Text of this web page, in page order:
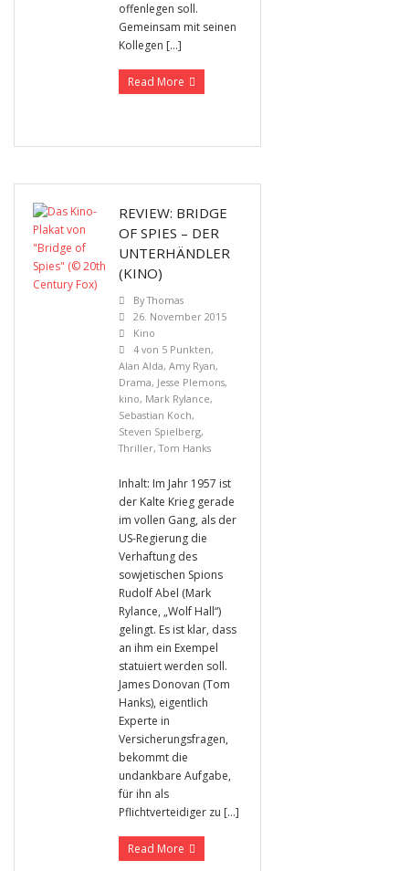
offenlegen soll.
Gemeinsam mit seinen
Kollegen […]
Read More
REVIEW: BRIDGE
OF SPIES – DER
UNTERHÄNDLER
(KINO)
ByThomas
26. November 2015
Kino
4 von 5 Punkten,
Alan Alda, Amy Ryan,
Drama, Jesse Plemons,
kino, Mark Rylance,
Sebastian Koch,
Steven Spielberg,
Thriller,Tom Hanks
Inhalt: Im Jahr 1957 ist
der Kalte Krieg gerade
im vollen Gang, als der
US-Regierung die
Verhaftung des
sowjetischen Spions
Rudolf Abel (Mark
Rylance, „Wolf Hall“)
gelingt. Es ist klar, dass
an ihm ein Exempel
statuiert werden soll.
James Donovan (Tom
Hanks), eigentlich
Experte in
Versicherungsfragen,
bekommt die
undankbare Aufgabe,
für ihn als
Pflichtverteidiger zu […]
Read More